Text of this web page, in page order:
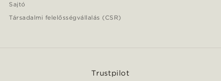
Sajtó
Társadalmi felelősségvállalás (CSR)
Trustpilot